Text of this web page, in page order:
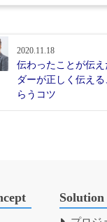
2020.11.18
伝わったことが伝
ダーが正しく伝え
らうコツ
Solution